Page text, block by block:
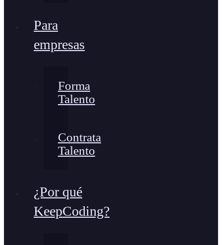
Para
empresas
Forma
Talento
Contrata
Talento
¿Por qué
KeepCoding?